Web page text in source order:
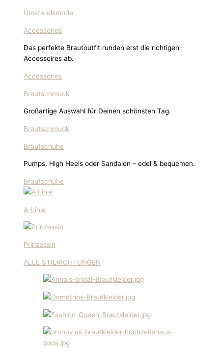
Umstandsmode
Accessories
Das perfekte Brautoutfit runden erst die richtigen
Accessoires ab.
Accessories
Brautschmuck
Großartige Auswahl für Deinen schönsten Tag.
Brautschmuck
Brautschuhe
Pumps, High Heels oder Sandalen – edel & bequemen.
Brautschuhe
A-Linie
Prinzessin
ALLE STILRICHTUNGEN